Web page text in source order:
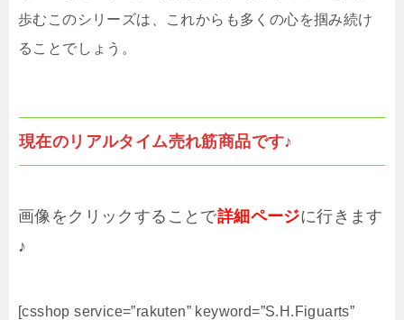
歩むこのシリーズは、これからも多くの心を掴み続け
ることでしょう。
現在のリアルタイム売れ筋商品です♪
画像をクリックすることで詳細ページに行きます
♪
[csshop service=”rakuten” keyword=”S.H.Figuarts”